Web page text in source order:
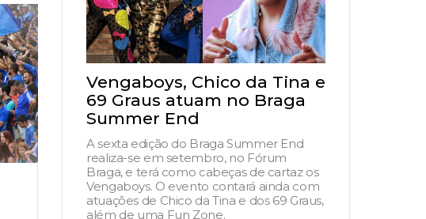
Vengaboys, Chico da Tina e
69 Graus atuam no Braga
Summer End
A sexta edição do Braga Summer End
realiza-se em setembro, no Fórum
Braga, e terá como cabeças de cartaz os
Vengaboys. O evento contará ainda com
atuações de Chico da Tina e dos 69 Graus,
além de uma Fun Zone.